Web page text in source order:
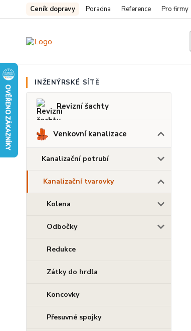
Ceník dopravy Poradna Reference Pro firmy
INŽENÝRSKÉ SÍTĚ
Revizní šachty
Venkovní kanalizace
Kanalizační potrubí
Kanalizační tvarovky
Kolena
Odbočky
Redukce
Zátky do hrdla
Koncovky
Přesuvné spojky